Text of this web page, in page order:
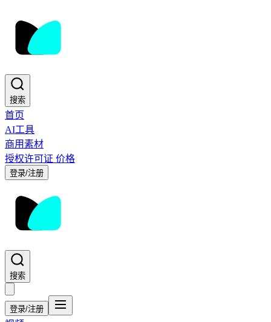
搜索
首页
AI工具
商用素材
授权许可证 价格
登录/注册
搜索
登录/注册